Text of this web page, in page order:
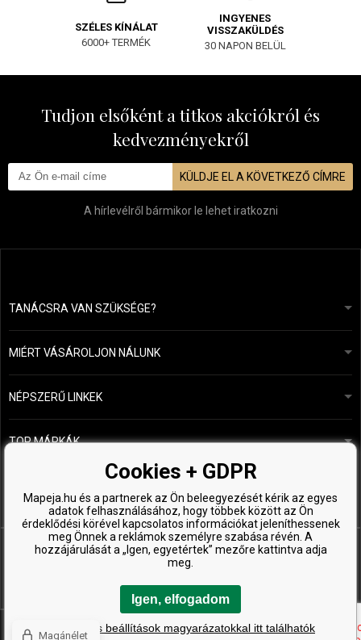
SZÉLES KÍNÁLAT
6000+ TERMÉK
INGYENES
VISSZAKÜLDÉS
30 NAPON BELÜL
Tudjon elsőként a titkos akciókról és
kedvezményekről
KÜLDJE EL A KÖVETKEZŐ CÍMRE
A hírlevélről bármikor le lehet iratkozni
TANÁCSRA VAN SZÜKSÉGE?info@mapeja.hu
24 órán belül válaszolunk.
MIÉRT VÁSÁROLJON NÁLUNK
Általános szerződési feltételek (ÁSZF)
Személyes adatok védelme
Fizetési és szállítási áttekintés
Áru visszaküldése
NÉPSZERŰ LINKEK
A mi történetünk
TOP MÁRKÁK
Kérastase
O&M
Paul Mitchell
Wella Professionals
Zenz Organic
Copyright © 2026 ProHealthyHair.cz, Minden jog fenntartva
Cookies + GDPR
Mapeja.hu és a partnerek az Ön beleegyezését kérik az egyes
adatok felhasználásához, hogy többek között az Ön
érdeklődési körével kapcsolatos információkat jeleníthessenek
meg Önnek a reklámok személyre szabása révén. A
hozzájárulását a „Igen, egyetértek” mezőre kattintva adja
meg.
Igen, elfogadom
A részletes beállítások magyarázatokkal itt találhatók
Magánélet